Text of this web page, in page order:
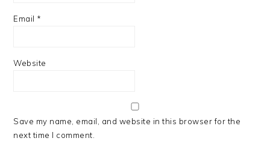
Email *
Website
Save my name, email, and website in this browser for the
next time I comment.